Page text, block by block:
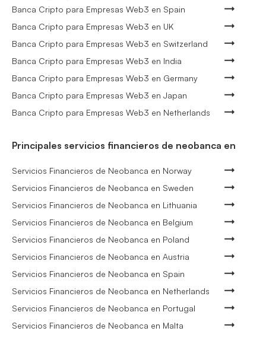
Banca Cripto para Empresas Web3 en Spain
Banca Cripto para Empresas Web3 en UK
Banca Cripto para Empresas Web3 en Switzerland
Banca Cripto para Empresas Web3 en India
Banca Cripto para Empresas Web3 en Germany
Banca Cripto para Empresas Web3 en Japan
Banca Cripto para Empresas Web3 en Netherlands
Principales servicios financieros de neobanca en
Servicios Financieros de Neobanca en Norway
Servicios Financieros de Neobanca en Sweden
Servicios Financieros de Neobanca en Lithuania
Servicios Financieros de Neobanca en Belgium
Servicios Financieros de Neobanca en Poland
Servicios Financieros de Neobanca en Austria
Servicios Financieros de Neobanca en Spain
Servicios Financieros de Neobanca en Netherlands
Servicios Financieros de Neobanca en Portugal
Servicios Financieros de Neobanca en Malta